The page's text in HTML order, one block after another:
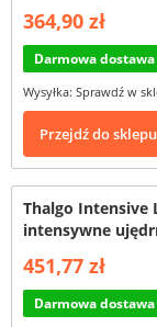
364,90 zł
Darmowa dostawa
Wysyłka: Sprawdź w
Przejdź do
Thalgo Intensive
intensywne
451,77 zł
Darmowa dostawa